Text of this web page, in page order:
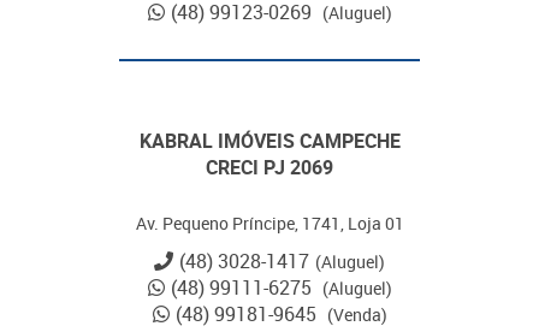
(48) 99123-0269 (Aluguel)
KABRAL IMÓVEIS CAMPECHE
CRECI PJ 2069
Av. Pequeno Príncipe, 1741, Loja 01
(48) 3028-1417 (Aluguel)
(48) 99111-6275 (Aluguel)
(48) 99181-9645 (Venda)